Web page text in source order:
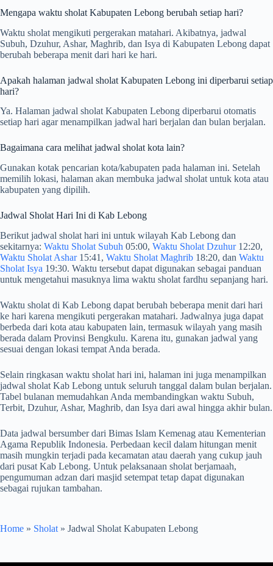
Mengapa waktu sholat Kabupaten Lebong berubah setiap hari?
Waktu sholat mengikuti pergerakan matahari. Akibatnya, jadwal
Subuh, Dzuhur, Ashar, Maghrib, dan Isya di Kabupaten Lebong dapat
berubah beberapa menit dari hari ke hari.
Apakah halaman jadwal sholat Kabupaten Lebong ini diperbarui setiap
hari?
Ya. Halaman jadwal sholat Kabupaten Lebong diperbarui otomatis
setiap hari agar menampilkan jadwal hari berjalan dan bulan berjalan.
Bagaimana cara melihat jadwal sholat kota lain?
Gunakan kotak pencarian kota/kabupaten pada halaman ini. Setelah
memilih lokasi, halaman akan membuka jadwal sholat untuk kota atau
kabupaten yang dipilih.
Jadwal Sholat Hari Ini di Kab Lebong
Berikut jadwal sholat hari ini untuk wilayah Kab Lebong dan
sekitarnya: Waktu Sholat Subuh 05:00, Waktu Sholat Dzuhur12:20,
Waktu Sholat Ashar15:41, Waktu Sholat Maghrib 18:20, dan Waktu
Sholat Isya 19:30. Waktu tersebut dapat digunakan sebagai panduan
untuk mengetahui masuknya lima waktu sholat fardhu sepanjang hari.
Waktu sholat di Kab Lebong dapat berubah beberapa menit dari hari
ke hari karena mengikuti pergerakan matahari. Jadwalnya juga dapat
berbeda dari kota atau kabupaten lain, termasuk wilayah yang masih
berada dalam Provinsi Bengkulu. Karena itu, gunakan jadwal yang
sesuai dengan lokasi tempat Anda berada.
Selain ringkasan waktu sholat hari ini, halaman ini juga menampilkan
jadwal sholat Kab Lebong untuk seluruh tanggal dalam bulan berjalan.
Tabel bulanan memudahkan Anda membandingkan waktu Subuh,
Terbit, Dzuhur, Ashar, Maghrib, dan Isya dari awal hingga akhir bulan.
Data jadwal bersumber dari Bimas Islam Kemenag atau Kementerian
Agama Republik Indonesia. Perbedaan kecil dalam hitungan menit
masih mungkin terjadi pada kecamatan atau daerah yang cukup jauh
dari pusat Kab Lebong. Untuk pelaksanaan sholat berjamaah,
pengumuman adzan dari masjid setempat tetap dapat digunakan
sebagai rujukan tambahan.
Home » Sholat » Jadwal Sholat Kabupaten Lebong